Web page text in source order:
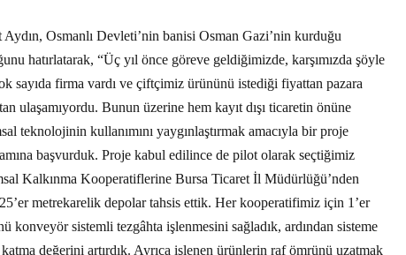
Osmanlı Devleti’nin banisi Osman Gazi’nin kurduğu
hatırlatarak, “Üç yıl önce göreve geldiğimizde, karşımızda şöyle
sayıda firma vardı ve çiftçimiz ürününü istediği fiyattan pazara
ulaşamıyordu. Bunun üzerine hem kayıt dışı ticaretin önüne
teknolojinin kullanımını yaygınlaştırmak amacıyla bir proje
başvurduk. Proje kabul edilince de pilot olarak seçtiğimiz
Kalkınma Kooperatiflerine Bursa Ticaret İl Müdürlüğü’nden
metrekarelik depolar tahsis ettik. Her kooperatifimiz için 1’er
konveyör sistemli tezgâhta işlenmesini sağladık, ardından sisteme
değerini artırdık. Ayrıca işlenen ürünlerin raf ömrünü uzatmak